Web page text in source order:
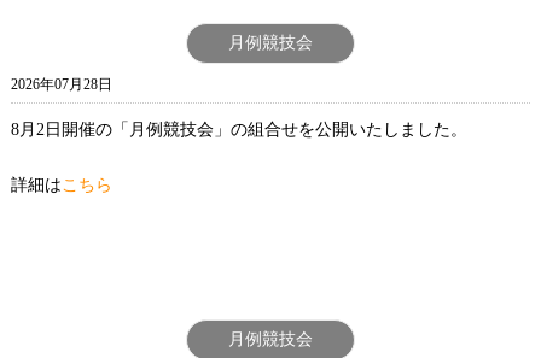
月例競技会
2026年07月28日
8月2日開催の「月例競技会」の組合せを公開いたしました。
詳細はこちら
月例競技会